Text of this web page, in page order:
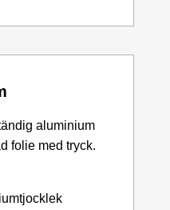
aluminium
folie med tryck.